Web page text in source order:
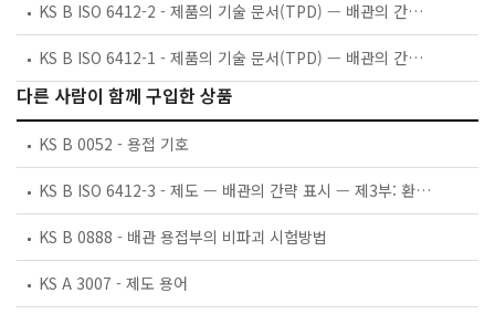
KS B ISO 6412-2 - 제품의 기술 문서(TPD) — 배관의 간략 표시 — 제2부: 등각 투상도
KS B ISO 6412-1 - 제품의 기술 문서(TPD) — 배관의 간략 표시 — 제1부: 일반 규칙 및 정투상도
다른 사람이 함께 구입한 상품
KS B 0052 - 용접 기호
KS B ISO 6412-3 - 제도 — 배관의 간략 표시 — 제3부: 환기계 및 배수계의 끝부분 형체
KS B 0888 - 배관 용접부의 비파괴 시험방법
KS A 3007 - 제도 용어